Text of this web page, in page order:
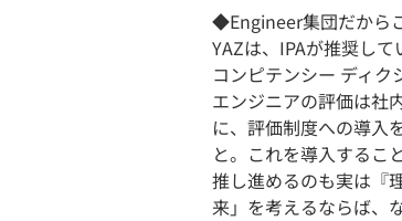
◆Engineer集団だから
YAZは、IPAが推奨し
コンピテンシー ディク
エンジニアの評価は社
に、評価制度への導入
と。これを導入するこ
推し進めるのも実は『
来」を考えるならば、